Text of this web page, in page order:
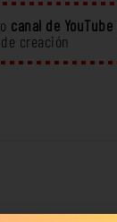
canal de YouTube
creación